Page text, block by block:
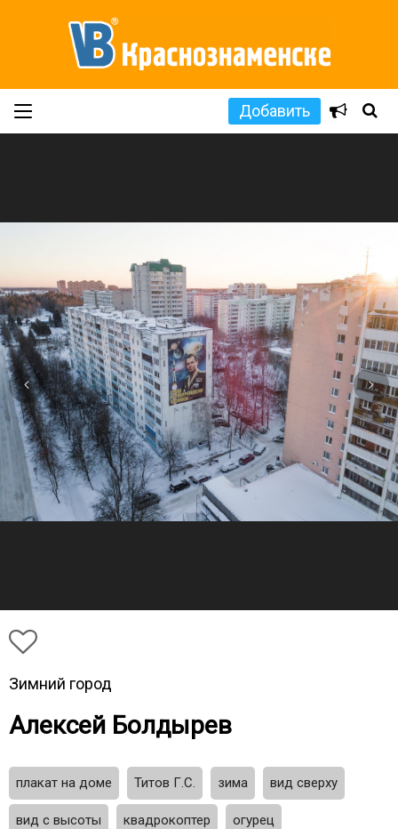
Добавить
Зимний город
Алексей Болдырев
плакат на доме Титов Г.С. зима вид сверху
вид с высоты квадрокоптер огурец